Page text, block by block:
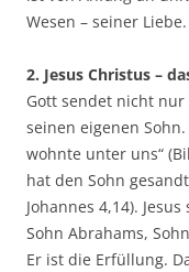
Wesen – seiner Liebe.
2. Jesus Christus –
Gott sendet nicht
seinen eigenen
wohnte unter uns“
hat den Sohn
Johannes 4,14).
Sohn Abrahams,
Er ist die Erfüllung.